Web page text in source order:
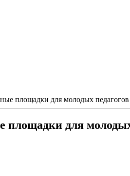
площадки для молодых
для